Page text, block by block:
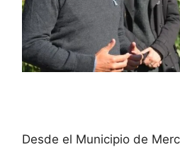
Desde el Municipio de